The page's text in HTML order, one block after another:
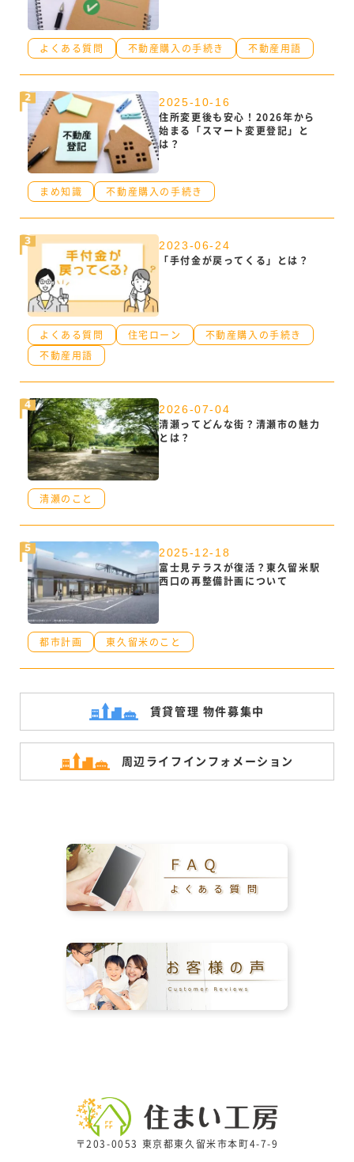
よくある質問 不動産購入の手続き 不動産用語
2025-10-16
住所変更後も安心！2026年から
始まる「スマート変更登記」と
は？
まめ知識 不動産購入の手続き
2023-06-24
「手付金が戻ってくる」とは？
よくある質問 住宅ローン
不動産購入の手続き
不動産用語
2026-07-04
清瀬ってどんな街？清瀬市の魅力
とは？
清瀬のこと
2025-12-18
富士見テラスが復活？東久留米駅
西口の再整備計画について
都市計画 東久留米のこと
賃貸管理 物件募集中
周辺ライフ インフォメーション
〒203-0053 東京都東久留米市本町4-7-9